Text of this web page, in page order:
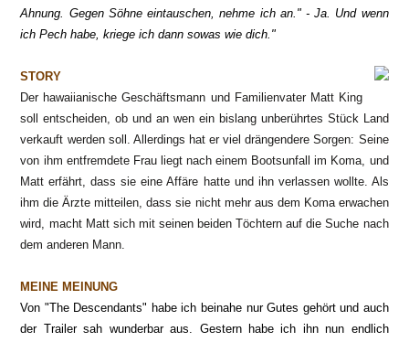
Ahnung. Gegen Söhne eintauschen, nehme ich an." - Ja. Und wenn
ich Pech habe, kriege ich dann sowas wie dich."
STORY
Der hawaiianische Geschäftsmann und Familienvater Matt King
soll entscheiden, ob und an wen ein bislang unberührtes Stück Land
verkauft werden soll. Allerdings hat er viel drängendere Sorgen: Seine
von ihm entfremdete Frau liegt nach einem Bootsunfall im Koma, und
Matt erfährt, dass sie eine Affäre hatte und ihn verlassen wollte. Als
ihm die Ärzte mitteilen, dass sie nicht mehr aus dem Koma erwachen
wird, macht Matt sich mit seinen beiden Töchtern auf die Suche nach
dem anderen Mann.
MEINE MEINUNG
Von "The Descendants" habe ich beinahe nur Gutes gehört und auch
der Trailer sah wunderbar aus. Gestern habe ich ihn nun endlich